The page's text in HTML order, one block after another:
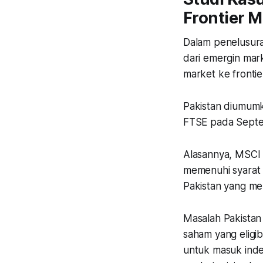
Frontier
Dalam
dari emergin
market ke
Pakistan
FTSE pada
Alasannya,
memenuhi
Pakistan yang
Masalah
saham yang
untuk masuk